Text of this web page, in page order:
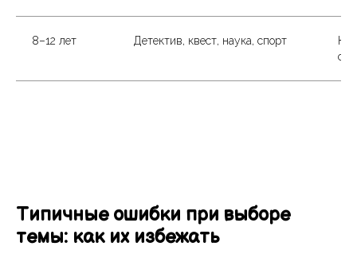
8–12 лет Детектив, квест, наука, спорт
Типичные ошибки при выборе
темы: как их избежать